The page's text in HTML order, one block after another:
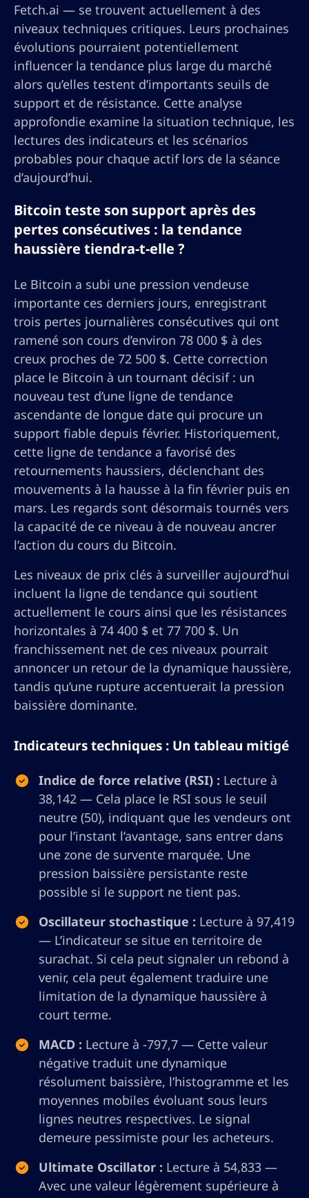
Fetch.ai — se trouvent actuellement à des
niveaux techniques critiques. Leurs prochaines
évolutions pourraient potentiellement
influencer la tendance plus large du marché
alors qu’elles testent d’importants seuils de
support et de résistance. Cette analyse
approfondie examine la situation technique, les
lectures des indicateurs et les scénarios
probables pour chaque actif lors de la séance
d’aujourd’hui.
Bitcoin teste son support après des
pertes consécutives : la tendance
haussière tiendra-t-elle ?
Le Bitcoin a subi une pression vendeuse
importante ces derniers jours, enregistrant
trois pertes journalières consécutives qui ont
ramené son cours d’environ 78 000 $ à des
creux proches de 72 500 $. Cette correction
place le Bitcoin à un tournant décisif : un
nouveau test d’une ligne de tendance
ascendante de longue date qui procure un
support fiable depuis février. Historiquement,
cette ligne de tendance a favorisé des
retournements haussiers, déclenchant des
mouvements à la hausse à la fin février puis en
mars. Les regards sont désormais tournés vers
la capacité de ce niveau à de nouveau ancrer
l’action du cours du Bitcoin.
Les niveaux de prix clés à surveiller aujourd’hui
incluent la ligne de tendance qui soutient
actuellement le cours ainsi que les résistances
horizontales à 74 400 $ et 77 700 $. Un
franchissement net de ces niveaux pourrait
annoncer un retour de la dynamique haussière,
tandis qu’une rupture accentuerait la pression
baissière dominante.
Indicateurs techniques : Un tableau mitigé
Indice de force relative (RSI) : Lecture à
38,142 — Cela place le RSI sous le seuil
neutre (50), indiquant que les vendeurs ont
pour l’instant l’avantage, sans entrer dans
une zone de survente marquée. Une
pression baissière persistante reste
possible si le support ne tient pas.
Oscillateur stochastique : Lecture à 97,419
— L’indicateur se situe en territoire de
surachat. Si cela peut signaler un rebond à
venir, cela peut également traduire une
limitation de la dynamique haussière à
court terme.
MACD : Lecture à -797,7 — Cette valeur
négative traduit une dynamique
résolument baissière, l’histogramme et les
moyennes mobiles évoluant sous leurs
lignes neutres respectives. Le signal
demeure pessimiste pour les acheteurs.
Ultimate Oscillator : Lecture à 54,833 —
Avec une valeur légèrement supérieure à